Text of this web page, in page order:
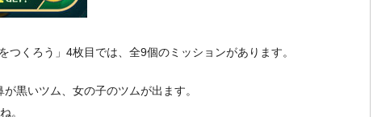
くろう」4枚目では、全9個のミッションがあります。
黒いツム、女の子のツムが出ます。
。